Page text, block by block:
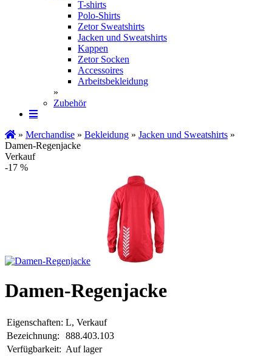
T-shirts
Polo-Shirts
Zetor Sweatshirts
Jacken und Sweatshirts
Kappen
Zetor Socken
Ac­ces­soires
Arbeitsbekleidung
»
Zubehör
» Merchandise » Bekleidung » Jacken und Sweatshirts »
Damen-Regenjacke
Verkauf
-17 %
Damen-Regenjacke
Eigenschaften: L, Verkauf
Bezeichnung:
888.403.103
Verfügbarkeit: Auf lager